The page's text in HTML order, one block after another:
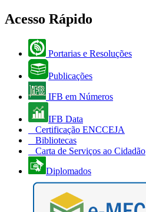
Acesso Rápido
Portarias e Resoluções
Publicações
IFB em Números
IFB Data
Certificação ENCCEJA
Bibliotecas
Carta de Serviços ao Cidadão
Diplomados